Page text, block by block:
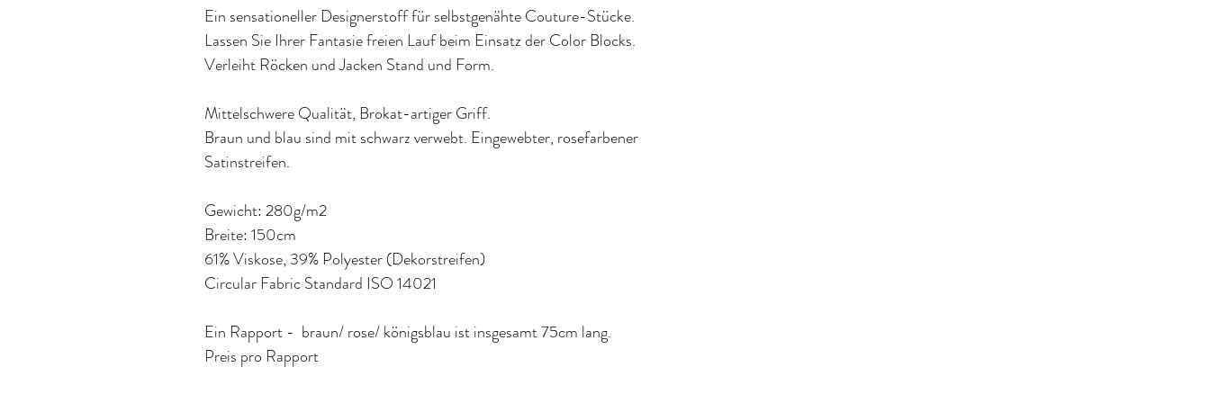
Ein sensationeller Designerstoff für selbstgenähte Couture-Stücke.
Lassen Sie Ihrer Fantasie freien Lauf beim Einsatz der Color Blocks.
Verleiht Röcken und Jacken Stand und Form.
Mittelschwere Qualität, Brokat-artiger Griff.
Braun und blau sind mit schwarz verwebt. Eingewebter, rosefarbener
Satinstreifen.
Gewicht: 280g/m2
Breite: 150cm
61% Viskose, 39% Polyester (Dekorstreifen)
Circular Fabric Standard ISO 14021
Ein Rapport - braun/ rose/ königsblau ist insgesamt 75cm lang.
Preis pro Rapport